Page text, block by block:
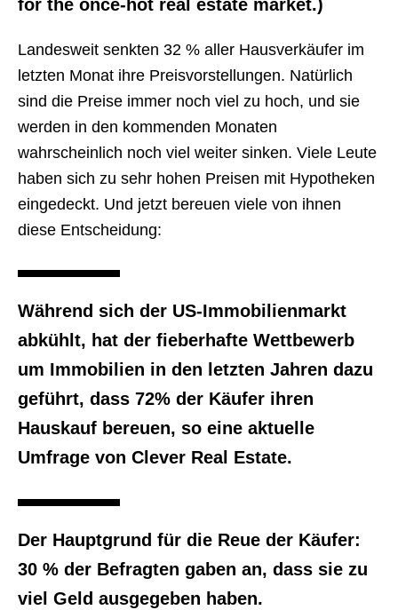
for the once-hot real estate market.)
Landesweit senkten 32 % aller Hausverkäufer im
letzten Monat ihre Preisvorstellungen. Natürlich
sind die Preise immer noch viel zu hoch, und sie
werden in den kommenden Monaten
wahrscheinlich noch viel weiter sinken. Viele Leute
haben sich zu sehr hohen Preisen mit Hypotheken
eingedeckt. Und jetzt bereuen viele von ihnen
diese Entscheidung:
Während sich der US-Immobilienmarkt
abkühlt, hat der fieberhafte Wettbewerb
um Immobilien in den letzten Jahren dazu
geführt, dass 72% der Käufer ihren
Hauskauf bereuen, so eine aktuelle
Umfrage von Clever Real Estate.
Der Hauptgrund für die Reue der Käufer:
30 % der Befragten gaben an, dass sie zu
viel Geld ausgegeben haben.